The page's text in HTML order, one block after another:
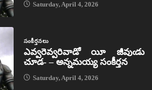
Saturday, April 4, 2026
సంకీర్తనలు
ఎవ్వరెవ్వరివాడో యీ జీవుఁడు
చూడ- – అన్నమయ్య సంకీర్తన
Saturday, April 4, 2026